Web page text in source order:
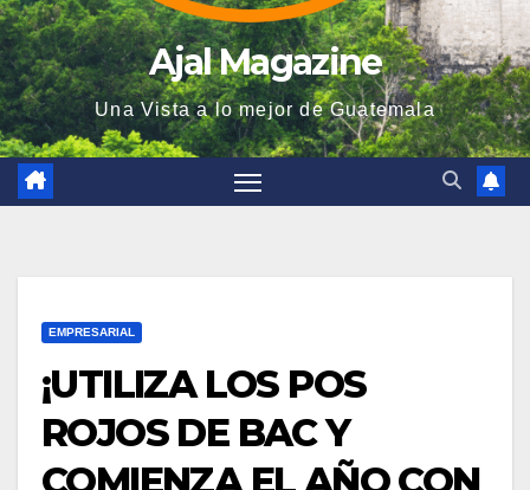
Ajal Magazine
Una Vista a lo mejor de Guatemala
EMPRESARIAL
¡UTILIZA LOS POS
ROJOS DE BAC Y
COMIENZA EL AÑO CON